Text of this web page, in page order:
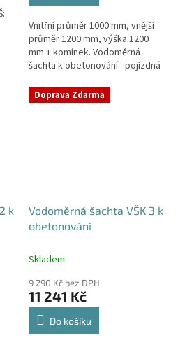
Vnitřní průměr 1000 mm, vnější
průměr 1200 mm, výška 1200
mm + komínek. Vodoměrná
šachta k obetonování - pojízdná
i pod parkovací stáníStandardní
prostupy šachty DN32 (jiné na...
k
Doprava Zdarma
Vodoměrná šachta VŠK 3 k
obetonování
Skladem
9 290 Kč bez DPH
11 241 Kč
Do košíku